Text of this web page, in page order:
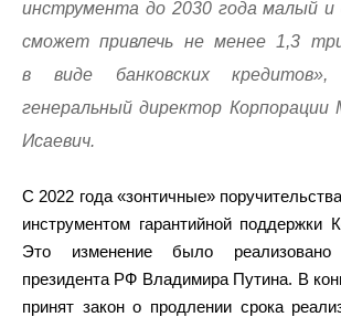
инструмента до 2030 года малый и
сможет привлечь не менее 1,3
в виде банковских
генеральный директор
Исаевич.
С 2022 года «зонтичные»
инструментом гарантийной поддержки
Это изменение было
президента РФ Владимира Путина. В
принят закон о продлении срока